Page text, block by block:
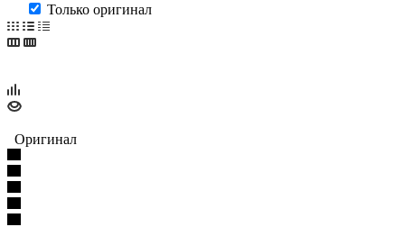
Только оригинал
Оригинал